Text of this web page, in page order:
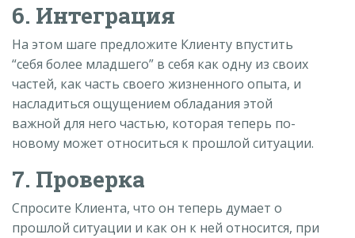
6. Интеграция
На этом шаге предложите Клиенту впустить
“себя более младшего” в себя как одну из своих
частей, как часть своего жизненного опыта, и
насладиться ощущением обладания этой
важной для него частью, которая теперь по-
новому может относиться к прошлой ситуации.
7. Проверка
Спросите Клиента, что он теперь думает о
прошлой ситуации и как он к ней относится, при